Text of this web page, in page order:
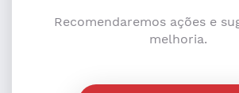
Recomendaremos ações e
melhoria.